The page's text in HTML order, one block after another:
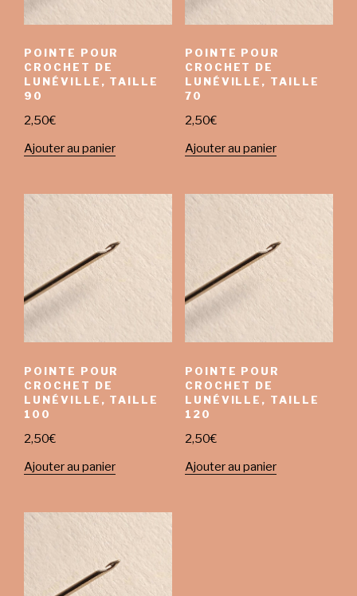
POINTE POUR
CROCHET DE
LUNÉVILLE, TAILLE
90
2,50€
Ajouter au panier
POINTE POUR
CROCHET DE
LUNÉVILLE, TAILLE
70
2,50€
Ajouter au panier
POINTE POUR
CROCHET DE
LUNÉVILLE, TAILLE
100
2,50€
Ajouter au panier
POINTE POUR
CROCHET DE
LUNÉVILLE, TAILLE
120
2,50€
Ajouter au panier